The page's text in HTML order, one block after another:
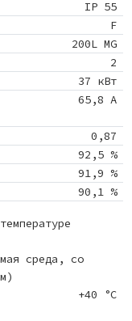
IP 55
F
200L MG
2
37 кВт
65,8 A
0,87
92,5 %
91,9 %
90,1 %
среда, со
+40 °C